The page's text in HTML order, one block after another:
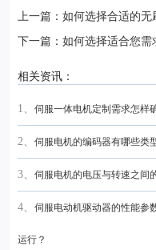
上一篇：如何选择合适的
下一篇：如何选择适合您
相关资讯：
1、 伺服一体电机定制需求怎样
2、 伺服电机的编码器有哪些类
3、 伺服电机的电压与转速之间
4、 伺服电动机驱动器的性能参
运行？